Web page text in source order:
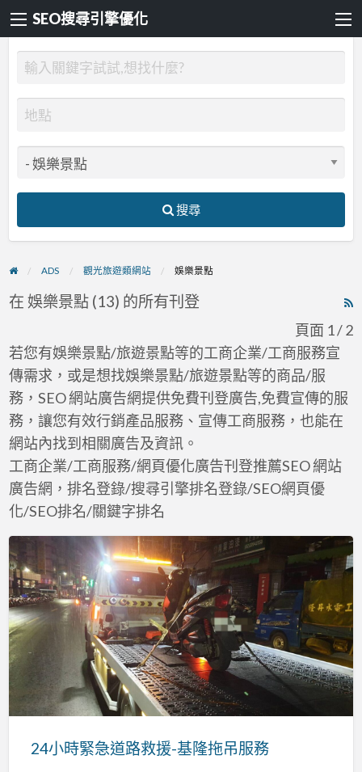
SEO搜尋引擎優化
搜尋
ADS 觀光旅遊類網站 娛樂景點
在 娛樂景點 (13) 的所有刊登
頁面 1 / 2
若您有娛樂景點/旅遊景點等的工商企業/工商服務宣
傳需求，或是想找娛樂景點/旅遊景點等的商品/服
務，SEO 網站廣告網提供免費刊登廣告,免費宣傳的服
務，讓您有效行銷產品服務、宣傳工商服務，也能在
網站內找到相關廣告及資訊。
工商企業/工商服務/網頁優化廣告刊登推薦SEO 網站
廣告網，排名登錄/搜尋引擎排名登錄/SEO網頁優
化/SEO排名/關鍵字排名
24
小
時
緊
急
道
救
援-
24小時緊急道路救援-基隆拖吊服務